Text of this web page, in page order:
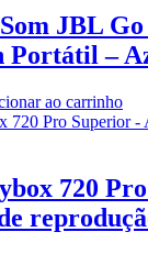
JBL
Portátil –
ao carrinho
720